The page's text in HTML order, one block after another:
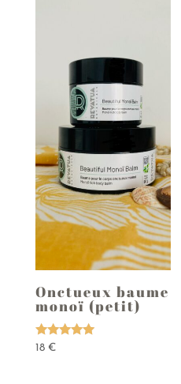
Onctueux baume
monoï (petit)
Note
18 €